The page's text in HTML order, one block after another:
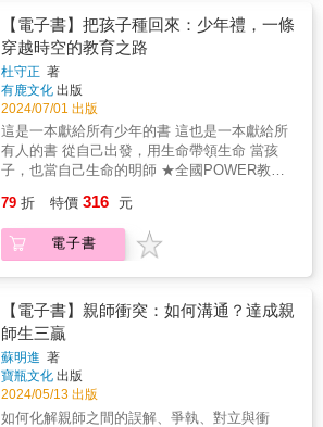
習的無限可能。資訊時代來臨，孩子能透過網
路自學各種知識，深度絕對能超越老師的學識
知能。當孩子擁有興趣，就能隨著自己的步調
去深入探究、發展潛能，進而成為專長。過往
我們認為好的師長是學問淵博、給予無限知識
的人；然而如今的好老師，已轉型為「能引導
孩子自學」且「能陪伴輔助學習」的人師了。
第五章：溫柔力——正向內在的軟實力在這個
章節中，我想強調的是「軟實力」。我們總認
為要靠外在的力量、衝勁才能勝過別人，然而
在與他人競爭時脫穎而出。這是一股沉潛的力
量，雖然看不見，卻能默默支持孩子成長。例
如：鼓勵、包容、接納、善良、靜心、體貼，
這些都是師長不可或缺的溫柔力，也是好品格
的基石。第六章：數位力——從工具到素養的
轉化「數位力」已從未來式轉為現在進行式。
我們並不擔心孩子使用數位的能力，而是擔心
孩子是否具備應有的「數位素養」。每個孩子
都有載具，但他們都能「善用」嗎？在這個章
節中，我想和師長們分享：有哪些能力是比數
好）」，我也融入於這個章節裡，希望師長可
以在日常生活中，帶著孩子去實踐這一系列的
素養思維。第三章：生活力——以人為本的學
習「生活力」是時代下的新趨勢。孩子就「活
生生」地「活」在「生命」中，我們應落實
「以人為本」的教育模式，引導孩子在生活中
進行各式學習。包括走入大自然、感受日常的
一切、對各式生活文本有所覺知。如同先前出
版的《讀寫生活好好玩》，都是鼓勵師長帶孩
子在生活中創想。近年來的教學與升學趨勢，
也出現大量的「生活情境」佈題，為的就是要
喚醒師長：引導孩子「生活學習、學習生
活」。唯有關心生活，才不致於與學習產生本
習的無限可能。資訊時代來臨，孩子能透過網
路自學各種知識，深度絕對能超越老師的學識
知能。當孩子擁有興趣，就能隨著自己的步調
去深入探究、發展潛能，進而成為專長。過往
我們認為好的師長是學問淵博、給予無限知識
的人；然而如今的好老師，已轉型為「能引導
報與AI講師｜魏幸怡 麻葉餐飲 執行長｜鄭子
銘 方雨管理顧問公司 負責人｜金志明
（King） 華邦電子內部講師｜湯硯翔 馬偕醫
院重症科醫師｜于子棋 智生活人資長/企管講
師｜鄭皓仁 寬欣心理治療所所長｜王湘妤 幼
兒園輔導顧問講師｜釋有容 法師 國際佛光會
中華副秘書長____依結緣年代前後排序
教師 ◎《關心學生，竟然官司纏身？》一書
中，提供了非常多實際的案例，除了讓我有更
明確的法律知識，同時也在案例當中療癒曾經
吞下苦水的自己。其中，我最喜歡篇章中的教
育真心話，讀完會有一種被理解與照顧的感
覺。──專業想／自由講師 ◎吳明潔老師已經幫
大家量身定做了防護力最強的防告磁扣，買下
它，閱讀它，消化它，實踐它，我們就可以幫
自己買下這份當前急需的法律保險喔！──蔡思
怡／「我的『思』房筆記」版主、高雄市立七
的，你還得懂如何「用法律說話」。法律不該
成為利劍，而是指南針，你需要知道何時需要
舉起它。是的，你得先知道自己在法律上是對
國文老師 （以上推薦者按姓氏筆劃排序）
的時間和安全的開放式遊戲場域，能夠親近土
地的田野環境和各種蟲魚鳥獸的孩子，就有機
會找回失去的本能，重新擁抱旺盛的生命力、
發亮的眼睛和燦爛的笑容！.粘巴達校長創校十
四年第一手經驗分享！
埕、四座茅草屋、十七座樹屋、玉米迷宮、大
沙池、吊床區、天空步道、竹子溜滑梯與盪鞦
韆，到創作桌、生火區、香蕉園與西瓜田、養
狗養鴨養魚、環保廁所……是粘巴達校長與老
師們全力復育台灣遊戲文化的「童年夢想國」
大本營。.粘巴達校長主張，在田野玩耍最能培
養兒童生命力和第一手經驗，想恢復孩子生機
盎然的生命力，想讓孩子依照自身感官需求發
展敏銳的知覺和感覺，就要讓他們自由自在地
玩耍。.假日學校採用「直接進入情境」的整體
作、烹飪、玩遊戲、捉蟲到建造樹屋，以童年
廣場為核心，從「蛋蛋相撲大賽」玩到「阿里
巴巴與四十大盜」，從樹葉偶、竹刀劍玩到
的時間和安全的開放式遊戲場域，能夠親近土
地的田野環境和各種蟲魚鳥獸的孩子，就有機
會找回失去的本能，重新擁抱旺盛的生命力、
發亮的眼睛和燦爛的笑容！.粘巴達校長創校十
四年第一手經驗分享！
【電子書】把孩子種回來：少年禮，一條
穿越時空的教育之路
杜守正 著
有鹿文化 出版
2024/07/01 出版
這是一本獻給所有少年的書 這也是一本獻給所
有人的書 從自己出發，用生命帶領生命 當孩
子，也當自己生命的明師 ★全國POWER教師
動人故事 ★個人創見「少年禮」，激發孩子珍
惜和追求自己和社會生命的豐實 ★隨書收錄
「水源國小的孩子們與杜老師的歌」收聽連
部電影《魯冰花》，改變了杜守正的一生，讓
他立志來到教育現場，為偏鄉孩童服務。 他在
淡水大屯山山腳的水源國小教導學生，讓一顆
顆與眾不同的種子，長出屬於自己的神采與風
貌。他和孩子一起畫生命的圖、唱生命的歌、
吟生命的詩。他了解，若能從自身出發，充分
79 折 特價 316 元
電子書
【電子書】親師衝突：如何溝通？達成親
師生三贏
蘇明進 著
寶瓶文化 出版
2024/05/13 出版
如何化解親師之間的誤解、爭執、對立與衝